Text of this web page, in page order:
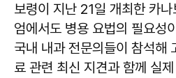
보령이 지난 21일 개최한 카
엄에서도 병용 요법의 필요성
국내 내과 전문의들이 참석해
료 관련 최신 지견과 함께 실